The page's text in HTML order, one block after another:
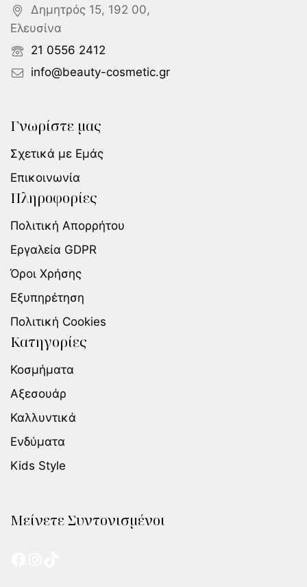
Δημητρός 15, 192 00,
Ελευσίνα
21 0556 2412
info@beauty-cosmetic.gr
Γνωρίστε μας
Σχετικά με Εμάς
Επικοινωνία
Πληροφορίες
Πολιτική Απορρήτου
Εργαλεία GDPR
Όροι Χρήσης
Εξυπηρέτηση
Πολιτική Cookies
Κατηγορίες
Κοσμήματα
Αξεσουάρ
Καλλυντικά
Ενδύματα
Kids Style
Μείνετε Συντονισμένοι